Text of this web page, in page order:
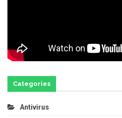
Categories
Antivirus